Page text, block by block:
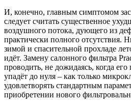
И, конечно, главным симптомом
следует считать существенное
воздушного потока, дующего из
практически полного отсутствия.
зимой и спасительной прохладе
идёт. Замену салонного фильтра
проводить, не дожидаясь, когда
упадёт до нуля – как только
удовлетворять стандартным
приобретении нового